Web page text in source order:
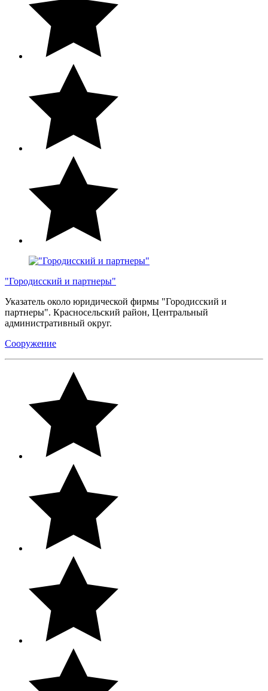
"Городисский и партнеры"
Указатель около юридической фирмы "Городисский и
партнеры". Красносельский район, Центральный
административный округ.
Сооружение